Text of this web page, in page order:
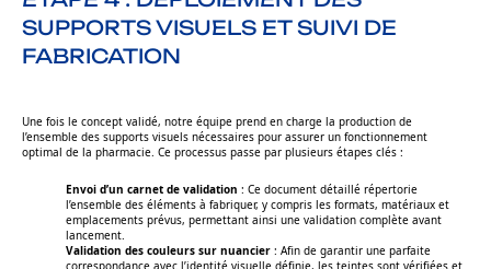
SUPPORTS VISUELS ET SUIVI DE
FABRICATION
Une fois le concept validé, notre équipe prend en charge la production de
l’ensemble des supports visuels nécessaires pour assurer un fonctionnement
optimal de la pharmacie. Ce processus passe par plusieurs étapes clés :
Envoi d’un carnet de validation : Ce document détaillé répertorie
l’ensemble des éléments à fabriquer, y compris les formats, matériaux et
emplacements prévus, permettant ainsi une validation complète avant
lancement.
Validation des couleurs sur nuancier : Afin de garantir une parfaite
correspondance avec l’identité visuelle définie, les teintes sont vérifiées et